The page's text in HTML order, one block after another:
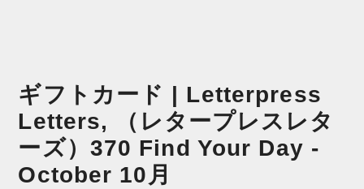
ギフトカード | Letterpress
Letters, （レタープレスレタ
ーズ）370 Find Your Day -
October 10月